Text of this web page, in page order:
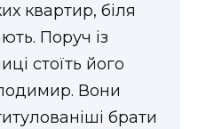
квартир, біля
Поруч із
стоїть його
Вони
брати